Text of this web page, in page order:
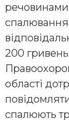
спалювання
200
області
спалюють